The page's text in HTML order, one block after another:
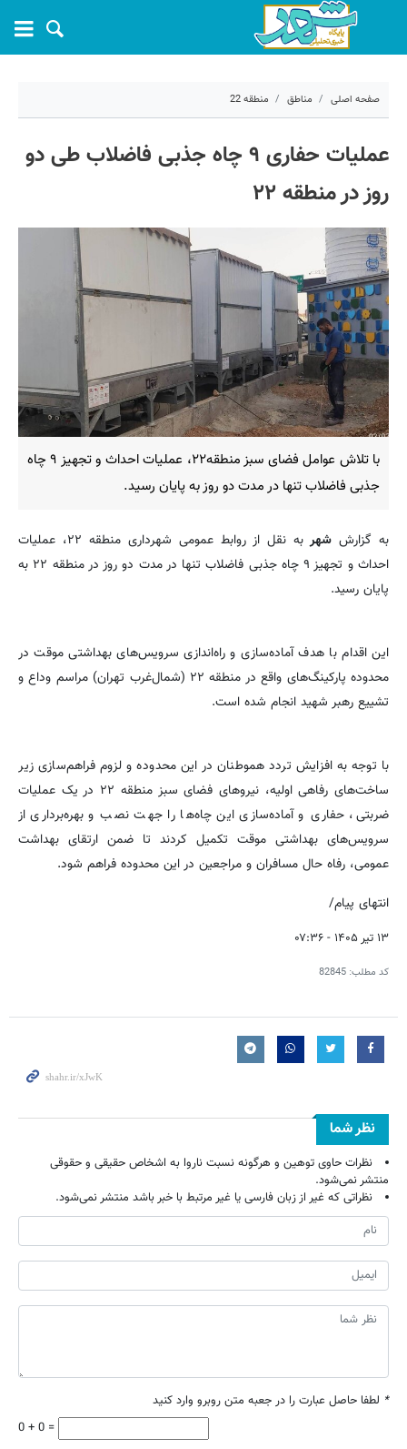
صفحه اصلی مناطق منطقه 22
عملیات حفاری ۹ چاه جذبی فاضلاب طی دو
روز در منطقه ۲۲
با تلاش عوامل فضای سبز منطقه۲۲، عملیات احداث و تجهیز ۹ چاه
جذبی فاضلاب تنها در مدت دو روز به پایان رسید.
به گزارش شهر
به نقل از روابط عمومی شهرداری منطقه ۲۲، عملیات
احداث و تجهیز ۹ چاه جذبی فاضلاب تنها در مدت دو روز در منطقه ۲۲ به
پایان رسید.
این اقدام با هدف آماده‌سازی و راه‌اندازی سرویس‌های بهداشتی موقت در
محدوده پارکینگ‌های واقع در منطقه ۲۲ (شمال‌غرب تهران) مراسم وداع و
تشییع رهبر شهید انجام شده است.
با توجه به افزایش تردد هموطنان در این محدوده و لزوم فراهم‌سازی زیر
ساخت‌های رفاهی اولیه، نیروهای فضای سبز منطقه ۲۲ در یک عملیات
ضربتی، حفاری و آماده‌سازی این چاه‌ها را جهت نصب و بهره‌برداری از
سرویس‌های بهداشتی موقت تکمیل کردند تا ضمن ارتقای بهداشت
عمومی، رفاه حال مسافران و مراجعین در این محدوده فراهم شود.
انتهای پیام/
۱۳ تیر ۱۴۰۵ - ۰۷:۳۶
کد مطلب: 82845
نظر شما
نظرات حاوی توهین و هرگونه نسبت ناروا به اشخاص حقیقی و حقوقی
منتشر نمی‌شود.
نظراتی که غیر از زبان فارسی یا غیر مرتبط با خبر باشد منتشر نمی‌شود.
* لطفا حاصل عبارت را در جعبه متن روبرو وارد کنید
0 + 0 =